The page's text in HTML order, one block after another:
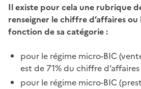
Il existe pour cela une rubrique
renseigner le chiffre d’affaires ou
fonction de sa catégorie :
pour le régime micro-BIC
est de 71% du chiffre
pour le régime micro-BIC